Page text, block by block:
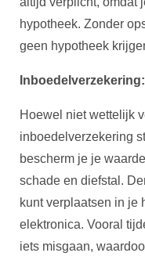
hypotheek. Zonder
geen hypotheek
Hoewel niet wettelijk
inboedelverzekering
bescherm je je
schade en diefstal.
kunt verplaatsen in je
elektronica. Vooral
iets misgaan,